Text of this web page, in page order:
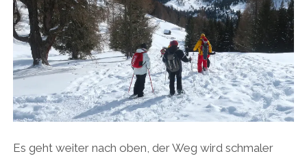
Es geht weiter nach oben, der Weg wird schmaler